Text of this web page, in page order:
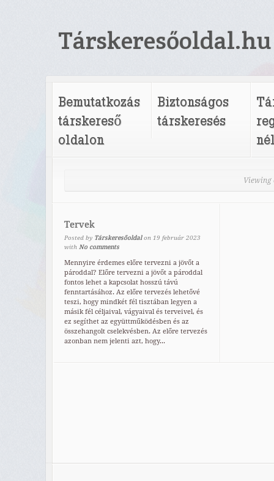
Társkeresőoldal.hu
Bemutatkozás
társkereső
oldalon
Biztonságos
társkeresés
Viewing
Tervek
Posted by Társkeresőoldal on 19 február 2023
with No comments
Mennyire érdemes előre tervezni a jövőt a
pároddal? Előre tervezni a jövőt a pároddal
fontos lehet a kapcsolat hosszú távú
fenntartásához. Az előre tervezés lehetővé
teszi, hogy mindkét fél tisztában legyen a
másik fél céljaival, vágyaival és terveivel, és
ez segíthet az együttműködésben és az
összehangolt cselekvésben. Az előre tervezés
azonban nem jelenti azt, hogy...